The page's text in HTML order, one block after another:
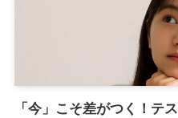
「今」こそ差がつく！テ